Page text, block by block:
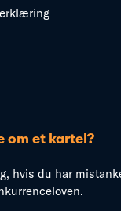
om et kartel?
hvis du har